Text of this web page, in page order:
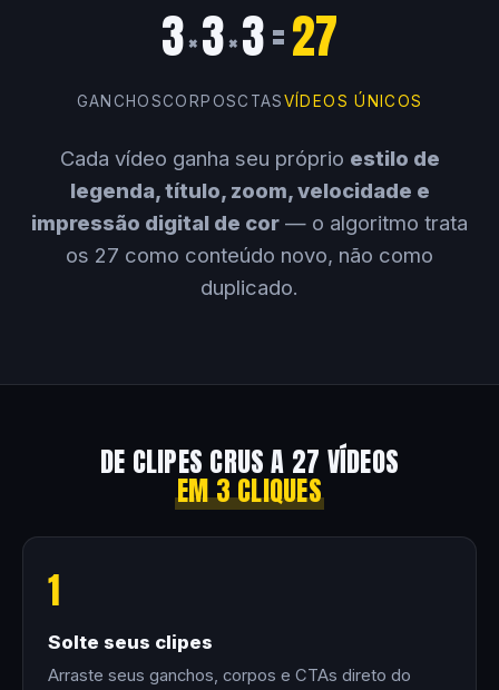
3×3×3=27
GANCHOSCORPOSCTASVÍDEOS ÚNICOS
Cada vídeo ganha seu próprio estilo de
legenda, título, zoom, velocidade e
impressão digital de cor — o algoritmo trata
os 27 como conteúdo novo, não como
duplicado.
DE CLIPES CRUS A 27 VÍDEOS
EM 3 CLIQUES
1
Solte seus clipes
Arraste seus ganchos, corpos e CTAs direto do